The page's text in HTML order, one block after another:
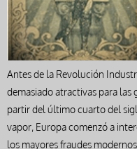
Antes de la Revolución
demasiado atractivas para las
partir del último cuarto del
vapor, Europa comenzó a
los mayores fraudes